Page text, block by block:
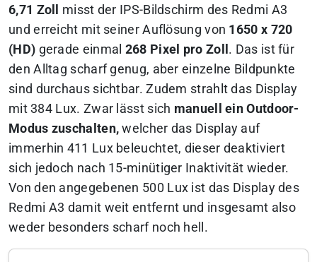
6,71 Zoll
misst der IPS-Bildschirm des Redmi A3
und erreicht mit seiner Auflösung von 1650 x 720
(HD) gerade einmal 268 Pixel pro Zoll . Das ist für
den Alltag scharf genug, aber einzelne Bildpunkte
sind durchaus sichtbar. Zudem strahlt das Display
mit 384 Lux. Zwar lässt sich manuell ein Outdoor-
Modus zuschalten, welcher das Display auf
immerhin 411 Lux beleuchtet, dieser deaktiviert
sich jedoch nach 15-minütiger Inaktivität wieder.
Von den angegebenen 500 Lux ist das Display des
Redmi A3 damit weit entfernt und insgesamt also
weder besonders scharf noch hell.